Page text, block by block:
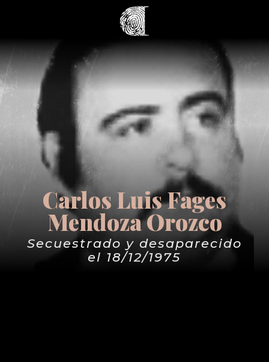
Carlos Luis Fages
Mendoza Orozco
Secuestrado y desaparecido
el 18/12/1975